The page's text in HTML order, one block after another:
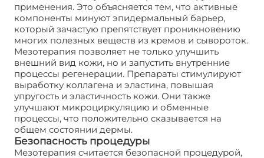
применения. Это объясняется тем, что активные
компоненты минуют эпидермальный барьер,
который зачастую препятствует проникновению
многих полезных веществ из кремов и сывороток.
Мезотерапия позволяет не только улучшить
внешний вид кожи, но и запустить внутренние
процессы регенерации. Препараты стимулируют
выработку коллагена и эластина, повышая
упругость и эластичность кожи. Они также
улучшают микроциркуляцию и обменные
процессы, что положительно сказывается на
общем состоянии дермы.
Безопасность процедуры
Мезотерапия считается безопасной процедурой,